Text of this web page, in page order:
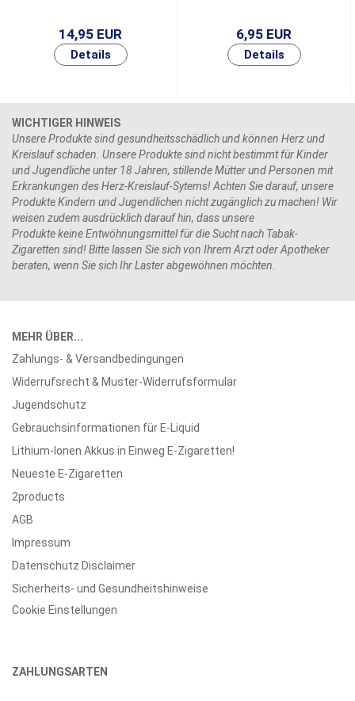
14,95 EUR 6,95 EUR
WICHTIGER HINWEIS
Unsere Produkte sind gesundheitsschädlich und können Herz und
Kreislauf schaden. Unsere Produkte sind nicht bestimmt für Kinder
und Jugendliche unter 18 Jahren, stillende Mütter und Personen mit
Erkrankungen des Herz-Kreislauf-Sytems! Achten Sie darauf, unsere
Produkte Kindern und Jugendlichen nicht zugänglich zu machen! Wir
weisen zudem ausdrücklich darauf hin, dass unsere
Produkte keine Entwöhnungsmittel für die Sucht nach Tabak-
Zigaretten sind! Bitte lassen Sie sich von Ihrem Arzt oder Apotheker
beraten, wenn Sie sich Ihr Laster abgewöhnen möchten.
MEHR ÜBER...
Zahlungs- & Versandbedingungen
Widerrufsrecht & Muster-Widerrufsformular
Jugendschutz
Gebrauchsinformationen für E-Liquid
Lithium-Ionen Akkus in Einweg E-Zigaretten!
Neueste E-Zigaretten
2products
AGB
Impressum
Datenschutz Disclaimer
Sicherheits- und Gesundheitshinweise
Cookie Einstellungen
ZAHLUNGSARTEN